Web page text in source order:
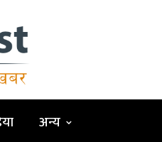
अन्य